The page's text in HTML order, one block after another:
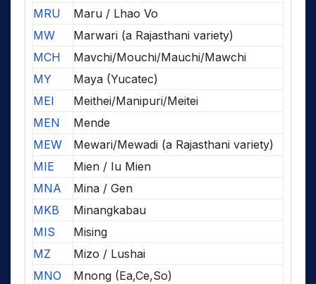
MRU
Maru / Lhao Vo
MW
Marwari (a Rajasthani variety)
MCH
Mavchi/Mouchi/Mauchi/Mawchi
MY
Maya (Yucatec)
MEI
Meithei/Manipuri/Meitei
MEN
Mende
MEW
Mewari/Mewadi (a Rajasthani variety)
MIE
Mien / Iu Mien
MNA
Mina / Gen
MKB
Minangkabau
MIS
Mising
MZ
Mizo / Lushai
MNO
Mnong (Ea,Ce,So)